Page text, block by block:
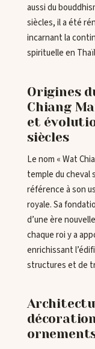
aussi du
siècles, il a été
incarnant la
spirituelle en
Origines
Chiang
et
siècles
Le nom « Wat
temple du cheval
référence à son
royale. Sa
d’une ère
chaque roi y a
enrichissant
structures et de